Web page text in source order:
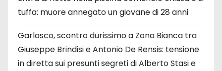
tuffa: muore annegato un giovane di 28 anni
Garlasco, scontro durissimo a Zona Bianca tra
Giuseppe Brindisi e Antonio De Rensis: tensione
in diretta sui presunti segreti di Alberto Stasi e